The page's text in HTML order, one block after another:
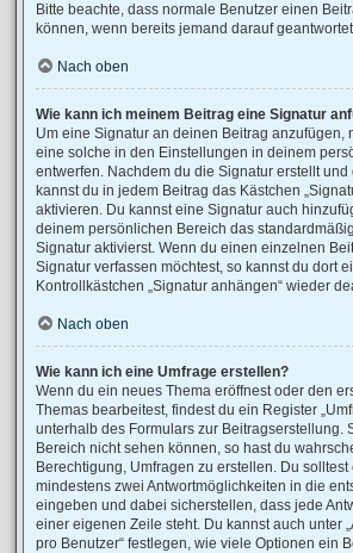
Bitte beachte, dass normale Benutzer einen
können, wenn bereits jemand darauf
Nach oben
Wie kann ich meinem Beitrag eine Signatur
Um eine Signatur an deinen Beitrag anzufügen,
eine solche in den Einstellungen in deinem
entwerfen. Nachdem du die Signatur erstellt und
kannst du in jedem Beitrag das Kästchen
aktivieren. Du kannst eine Signatur auch
deinem persönlichen Bereich das
Signatur aktivierst. Wenn du einen einzelnen
Signatur verfassen möchtest, so kannst du dort
Kontrollkästchen „Signatur anhängen“ wieder
Nach oben
Wie kann ich eine Umfrage erstellen?
Wenn du ein neues Thema eröffnest oder den
Themas bearbeitest, findest du ein Register
unterhalb des Formulars zur Beitragserstellung.
Bereich nicht sehen können, so hast du
Berechtigung, Umfragen zu erstellen. Du solltest
mindestens zwei Antwortmöglichkeiten in die
eingeben und dabei sicherstellen, dass jede
einer eigenen Zeile steht. Du kannst auch unter
pro Benutzer“ festlegen, wie viele Optionen ein